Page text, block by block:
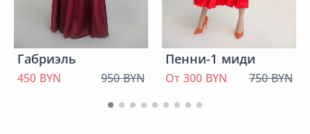
Габриэль
450 BYN 950 BYN
Пенни-1 миди
От 300 BYN 750 BYN